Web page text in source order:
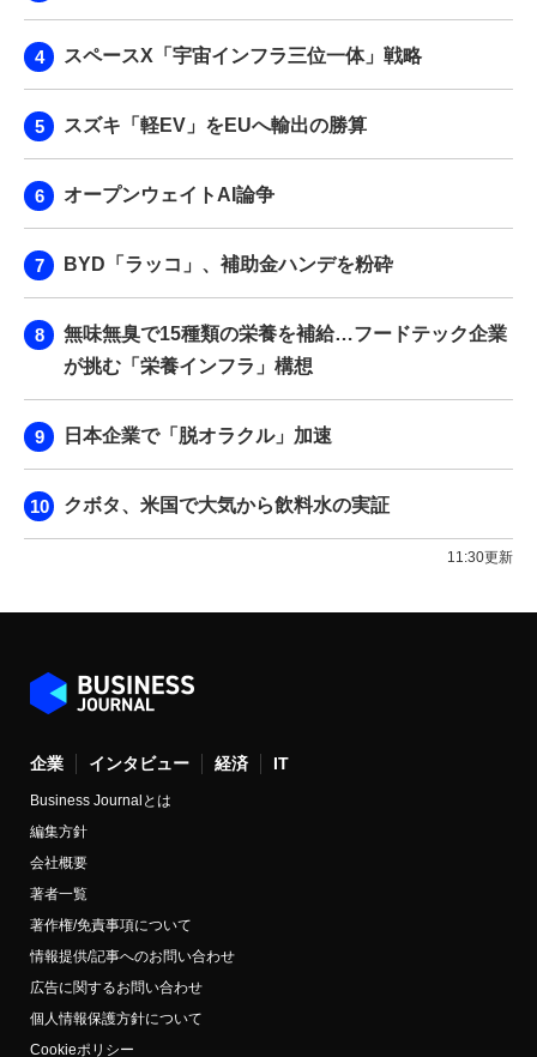
スペースX「宇宙インフラ三位一体」戦略
スズキ「軽EV」をEUへ輸出の勝算
オープンウェイトAI論争
BYD「ラッコ」、補助金ハンデを粉砕
無味無臭で15種類の栄養を補給…フードテック企業
が挑む「栄養インフラ」構想
日本企業で「脱オラクル」加速
クボタ、米国で大気から飲料水の実証
11:30更新
企業 インタビュー 経済 IT
Business Journalとは
編集方針
会社概要
著者一覧
著作権/免責事項について
情報提供/記事へのお問い合わせ
広告に関するお問い合わせ
個人情報保護方針について
Cookieポリシー